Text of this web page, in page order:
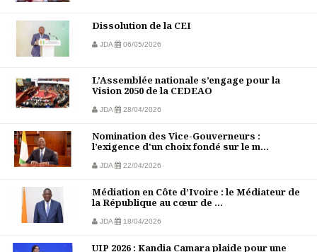
Dissolution de la CEI
JDA 06/05/2026
L’Assemblée nationale s’engage pour la
Vision 2050 de la CEDEAO
JDA 28/04/2026
Nomination des Vice-Gouverneurs :
l’exigence d'un choix fondé sur le m...
JDA 22/04/2026
Médiation en Côte d’Ivoire : le Médiateur de
la République au cœur de ...
JDA 18/04/2026
UIP 2026 : Kandia Camara plaide pour une